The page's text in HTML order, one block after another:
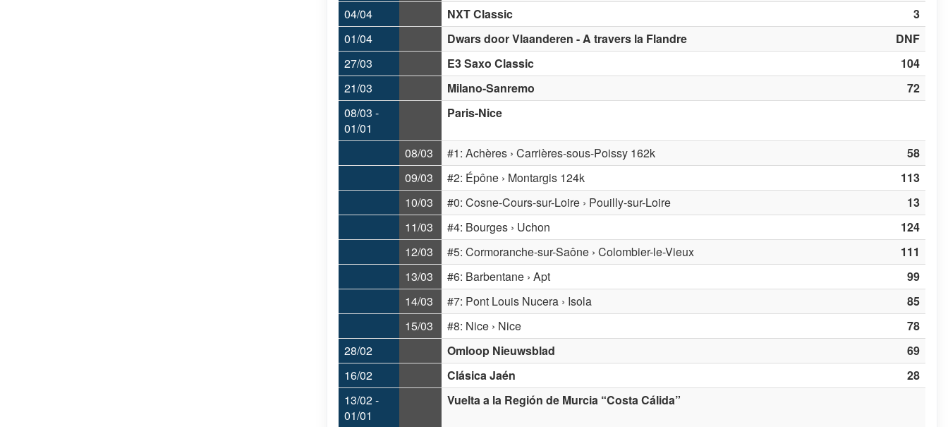
04/04
NXT Classic
3
01/04
Dwars door Vlaanderen - A travers la Flandre
DNF
27/03
E3 Saxo Classic
104
21/03
Milano-Sanremo
72
08/03 -
01/01
Paris-Nice
08/03 #1: Achères › Carrières-sous-Poissy 162k
58
09/03
#2: Épône › Montargis 124k
113
10/03
#0: Cosne-Cours-sur-Loire › Pouilly-sur-Loire
13
11/03
#4: Bourges › Uchon
124
12/03
#5: Cormoranche-sur-Saône › Colombier-le-Vieux
111
13/03
#6: Barbentane › Apt
99
14/03
#7: Pont Louis Nucera › Isola
85
15/03
#8: Nice › Nice
78
28/02
Omloop Nieuwsblad
69
16/02
Clásica Jaén
28
13/02 -
01/01
Vuelta a la Región de Murcia “Costa Cálida”